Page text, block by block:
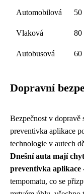
Automobilová 50
Vlaková 80
Autobusová 60
Dopravní
Bezpečnost v dopravě
preventivka aplikace
technologie v autech
Dnešní auta mají
preventivka
tempomatu, co se